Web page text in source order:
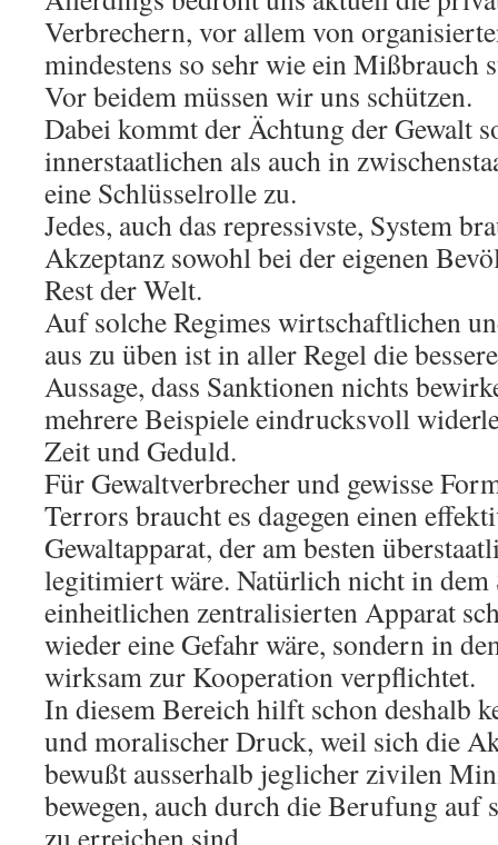
Verbrechern, vor allem von
mindestens so sehr wie ein Mißbrauch
Vor beidem müssen wir uns schützen.
Dabei kommt der Ächtung der Gewalt
innerstaatlichen als auch in
eine Schlüsselrolle zu.
Jedes, auch das repressivste, System
Akzeptanz sowohl bei der eigenen
Rest der Welt.
Auf solche Regimes wirtschaftlichen
aus zu üben ist in aller Regel die
Aussage, dass Sanktionen nichts
mehrere Beispiele eindrucksvoll
Zeit und Geduld.
Für Gewaltverbrecher und gewisse
Terrors braucht es dagegen einen
Gewaltapparat, der am besten
legitimiert wäre. Natürlich nicht in dem
einheitlichen zentralisierten Apparat
wieder eine Gefahr wäre, sondern in
wirksam zur Kooperation verpflichtet.
In diesem Bereich hilft schon deshalb
und moralischer Druck, weil sich die
bewußt ausserhalb jeglicher zivilen
bewegen, auch durch die Berufung auf
zu erreichen sind.